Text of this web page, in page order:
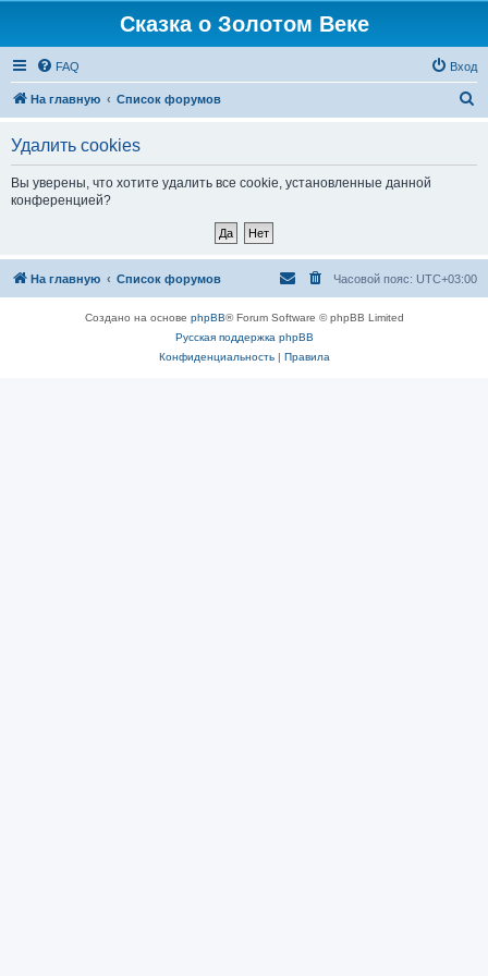
Сказка о Золотом Веке
FAQ Вход
На главную Список форумов
Удалить cookies
Вы уверены, что хотите удалить все cookie, установленные данной
конференцией?
На главную Список форумов Часовой пояс: UTC+03:00
Создано на основе phpBB® Forum Software © phpBB Limited
Русская поддержка phpBB
Конфиденциальность| Правила